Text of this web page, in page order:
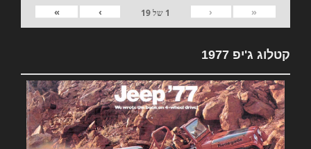
«
‹
1 של19
›
»
קטלוג ג'יפ 1977